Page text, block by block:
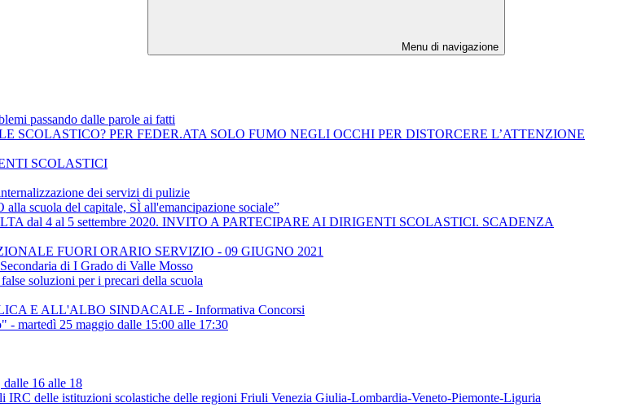
Menu di navigazione
passando dalle parole ai fatti
SCOLASTICO? PER FEDER.ATA SOLO FUMO NEGLI OCCHI PER DISTORCERE L’ATTENZIONE
SCOLASTICI
dei servizi di pulizie
scuola del capitale, SÌ all'emancipazione sociale”
dal 4 al 5 settembre 2020. INVITO A PARTECIPARE AI DIRIGENTI SCOLASTICI. SCADENZA
FUORI ORARIO SERVIZIO - 09 GIUGNO 2021
di I Grado di Valle Mosso
soluzioni per i precari della scuola
E ALL'ALBO SINDACALE - Informativa Concorsi
- martedì 25 maggio dalle 15:00 alle 17:30
16 alle 18
delle istituzioni scolastiche delle regioni Friuli Venezia Giulia-Lombardia-Veneto-Piemonte-Liguria